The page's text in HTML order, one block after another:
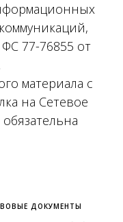
77-76855 от
материала с
на Сетевое
ДОКУМЕНТЫ